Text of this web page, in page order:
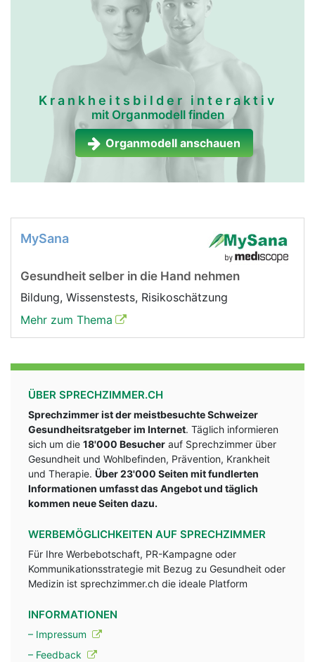
Krankheitsbilder interaktiv
mit Organmodell finden
Organmodell anschauen
MySana
Gesundheit selber in die Hand nehmen
Bildung, Wissenstests, Risikoschätzung
Mehr zum Thema
ÜBER SPRECHZIMMER.CH
Sprechzimmer ist der meistbesuchte Schweizer
Gesundheitsratgeber im Internet. Täglich informieren
sich um die 18'000 Besucher auf Sprechzimmer über
Gesundheit und Wohlbefinden, Prävention, Krankheit
und Therapie. Über 23'000 Seiten mit fundlerten
Informationen umfasst das Angebot und täglich
kommen neue Seiten dazu.
WERBEMÖGLICHKEITEN AUF SPRECHZIMMER
Für Ihre Werbebotschaft, PR-Kampagne oder
Kommunikationsstrategie mit Bezug zu Gesundheit oder
Medizin ist sprechzimmer.ch die ideale Platform
INFORMATIONEN
– Impressum
– Feedback